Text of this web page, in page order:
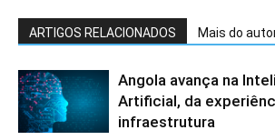
ARTIGOS RELACIONADOS Mais do
Angola avança na
Artificial, da
infraestrutura